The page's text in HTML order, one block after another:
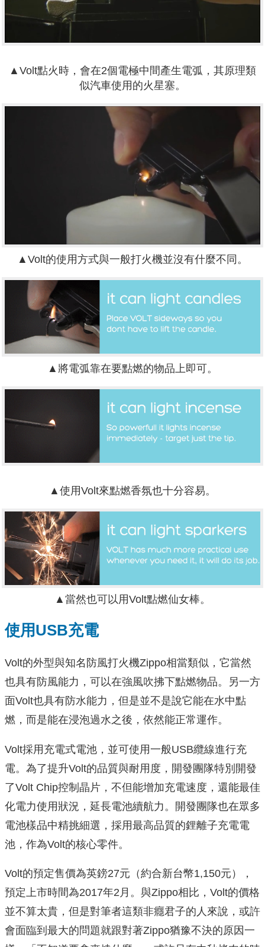
▲Volt點火時，會在2個電極中間產生電弧，其原理類
似汽車使用的火星塞。
▲Volt的使用方式與一般打火機並沒有什麼不同。
▲將電弧靠在要點燃的物品上即可。
▲使用Volt來點燃香氛也十分容易。
▲當然也可以用Volt點燃仙女棒。
使用USB充電
Volt的外型與知名防風打火機Zippo相當類似，它當然
也具有防風能力，可以在強風吹拂下點燃物品。另一方
面Volt也具有防水能力，但是並不是說它能在水中點
燃，而是能在浸泡過水之後，依然能正常運作。
Volt採用充電式電池，並可使用一般USB纜線進行充
電。為了提升Volt的品質與耐用度，開發團隊特別開發
了Volt Chip控制晶片，不但能增加充電速度，還能最佳
化電力使用狀況，延長電池續航力。開發團隊也在眾多
電池樣品中精挑細選，採用最高品質的鋰離子充電電
池，作為Volt的核心零件。
Volt的預定售價為英鎊27元（約合新台幣1,150元），
預定上市時間為2017年2月。與Zippo相比，Volt的價格
並不算太貴，但是對筆者這類非癮君子的人來說，或許
會面臨到最大的問題就跟對著Zippo猶豫不決的原因一